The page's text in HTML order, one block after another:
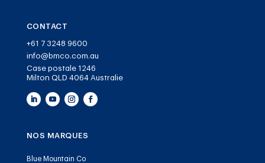
CONTACT
+61 7 3248 9600
info@bmco.com.au
Case postale 1246
Milton QLD 4064 Australie
NOS MARQUES
Blue Mountain Co